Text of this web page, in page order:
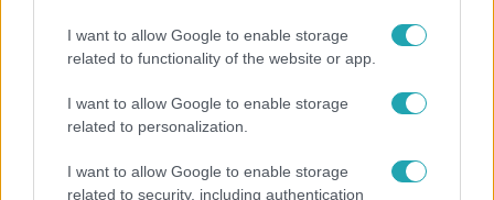
I want to allow Google to enable storage
related to functionality of the website or app.
I want to allow Google to enable storage
related to personalization.
I want to allow Google to enable storage
related to security, including authentication
"Hatalmas viharban" - így zajlott Hegyi Barbara